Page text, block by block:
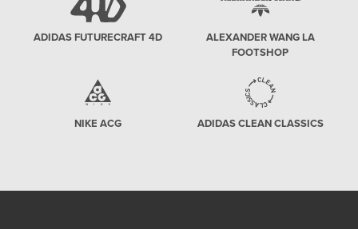
ADIDAS FUTURECRAFT 4D
ALEXANDER WANG LA
FOOTSHOP
NIKE ACG ADIDAS CLEAN CLASSICS